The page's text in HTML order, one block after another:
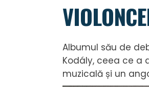
Albumul său de
Kodály, ceea ce a
muzicală și un